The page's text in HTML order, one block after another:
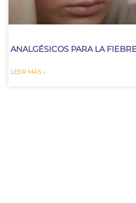
ANALGÉSICOS PARA LA
LEER MÁS »